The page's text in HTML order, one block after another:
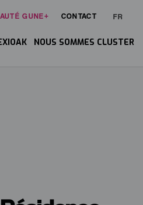
FR
GUNE+ CONTACT
NOUS SOMMES CLUSTER